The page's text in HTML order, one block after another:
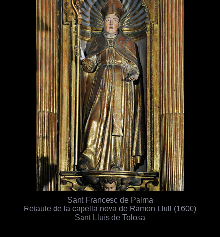
Sant Francesc de Palma
Retaule de la capella nova de Ramon Llull (1600)
Sant Lluís de Tolosa